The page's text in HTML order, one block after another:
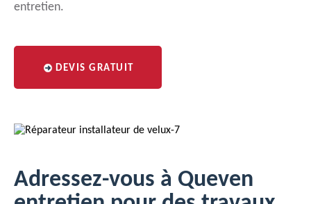
entretien.
DEVIS GRATUIT
Adressez-vous à Queven